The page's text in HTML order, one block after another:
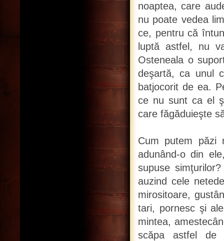
noaptea, care
nu poate vedea
ce, pentru că
luptă astfel, nu
Osteneala o
deşartă, ca unul
batjocorit de ea.
ce nu sunt ca el
care făgăduieşte
Cum putem păzi
adunând-o din
supuse
auzind cele
mirositoare,
tari, pornesc şi
mintea,
scăpa astfel de